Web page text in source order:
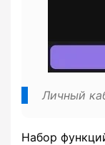
Личный
Набор